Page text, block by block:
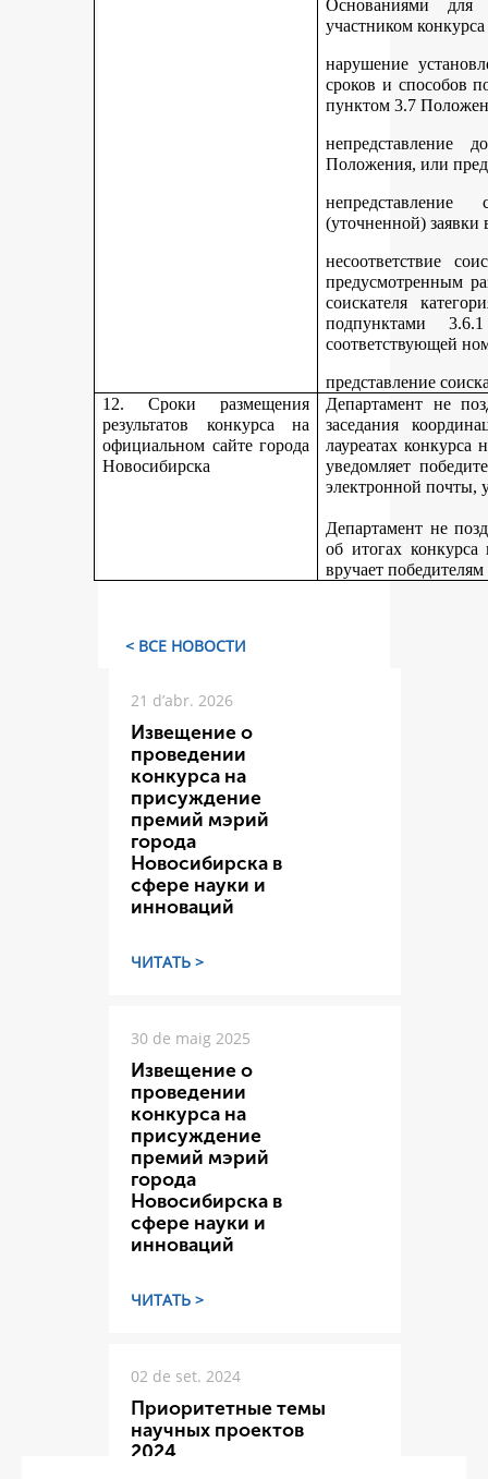
Основаниями для
участником
нарушение
сроков и способов
пунктом 3.7
непредставление
Положения, или
непредставление
(уточненной) заявки
несоответствие
предусмотренным
соискателя
подпунктами 3.6.1
соответствующей
представление
12. Сроки размещения
результатов конкурса на
официальном сайте города
Новосибирска
Департамент не
заседания
лауреатах
уведомляет
электронной почты,
Департамент не
об итогах
вручает
< ВСЕ НОВОСТИ
21 d’abr. 2026
Извещение о
проведении
конкурса на
присуждение
премий мэрий
города
Новосибирска в
сфере науки и
инноваций
ЧИТАТЬ >
30 de maig 2025
Извещение о
проведении
конкурса на
присуждение
премий мэрий
города
Новосибирска в
сфере науки и
инноваций
ЧИТАТЬ >
02 de set. 2024
Приоритетные темы
научных проектов
2024